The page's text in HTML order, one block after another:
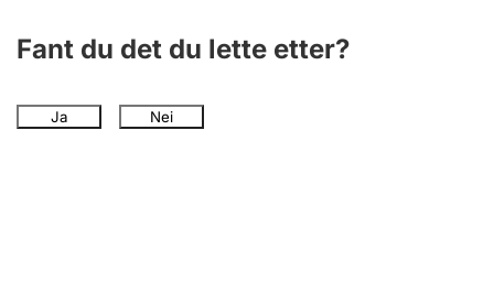
Fant du det du lette etter?
Ja Nei